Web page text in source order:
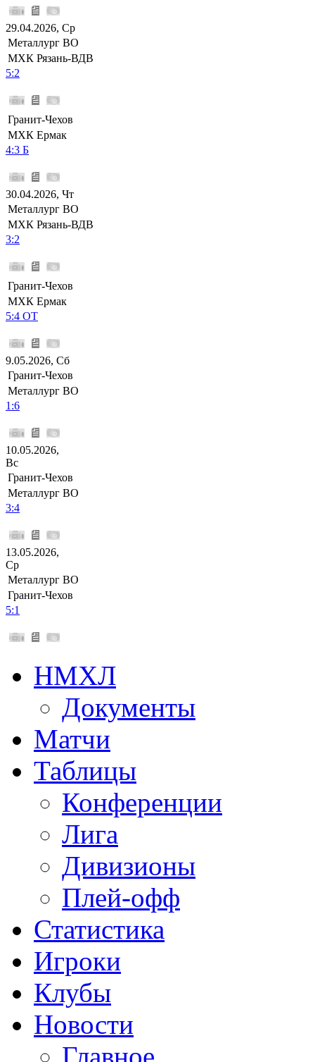
29.04.2026, Ср
Металлург ВО
МХК Рязань-ВДВ
5:2
Гранит-Чехов
МХК Ермак
4:3 Б
30.04.2026, Чт
Металлург ВО
МХК Рязань-ВДВ
3:2
Гранит-Чехов
МХК Ермак
5:4 ОТ
9.05.2026, Сб
Гранит-Чехов
Металлург ВО
1:6
10.05.2026,
Вс
Гранит-Чехов
Металлург ВО
3:4
13.05.2026,
Ср
Металлург ВО
Гранит-Чехов
5:1
НМХЛ
Документы
Матчи
Таблицы
Конференции
Лига
Дивизионы
Плей-офф
Статистика
Игроки
Клубы
Новости